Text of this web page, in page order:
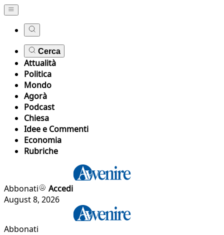
Cerca
Attualità
Politica
Mondo
Agorà
Podcast
Chiesa
Idee e Commenti
Economia
Rubriche
Abbonati
Accedi
August 8, 2026
Abbonati